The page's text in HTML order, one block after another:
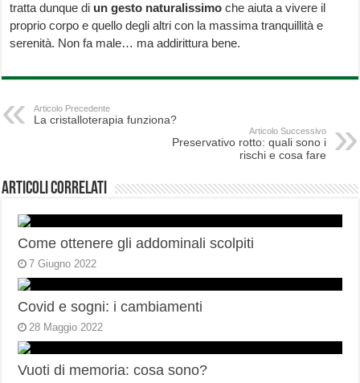
tratta dunque di un gesto naturalissimo che aiuta a vivere il
proprio corpo e quello degli altri con la massima tranquillità e
serenità. Non fa male… ma addirittura bene.
Articolo Precedente
La cristalloterapia funziona?
Articolo Successivo
Preservativo rotto: quali sono i
rischi e cosa fare
Articoli correlati
Come ottenere gli addominali scolpiti
7 Giugno 2022
Covid e sogni: i cambiamenti
28 Maggio 2022
Vuoti di memoria: cosa sono?